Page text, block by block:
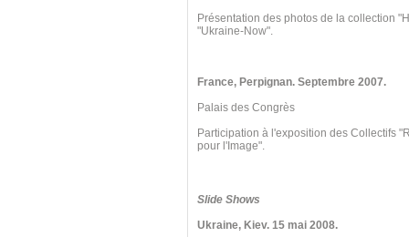
Présentation des photos de la collection
"Ukraine-Now".
France, Perpignan. Septembre 2007.
Palais des Congrès
Participation à l'exposition des Collectifs
pour l'Image".
Slide Shows
Ukraine, Kiev. 15 mai 2008.